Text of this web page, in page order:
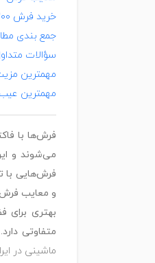
خرید فرش 1200 شانه از بهترین کارخانه فرش
جمع بندی
سؤالات
مهمترین مزیت فرش
مهمترین عیب فرش 1200
فرش‌ها با
می‌شوند و
بهتری برای
متفاوتی دارد.
ماشینی در